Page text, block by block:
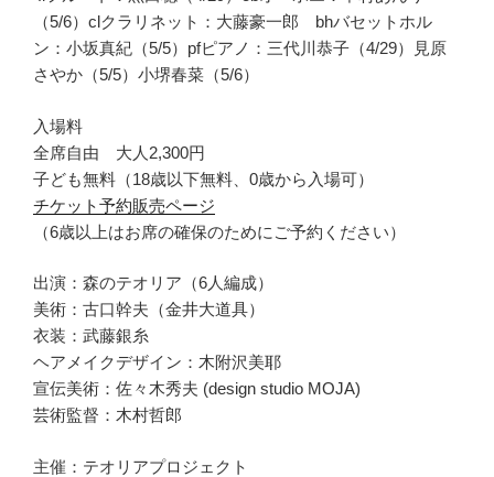
（5/6）clクラリネット：大藤豪一郎 bhバセットホル
ン：小坂真紀（5/5）pfピアノ：三代川恭子（4/29）見原
さやか（5/5）小堺春菜（5/6）
入場料
全席自由 大人2,300円
子ども無料（18歳以下無料、0歳から入場可）
チケット予約販売ページ
（6歳以上はお席の確保のためにご予約ください）
出演：森のテオリア（6人編成）
美術：古口幹夫（金井大道具）
衣装：武藤銀糸
ヘアメイクデザイン：木附沢美耶
宣伝美術：佐々木秀夫 (design studio MOJA)
芸術監督：木村哲郎
主催：テオリアプロジェクト